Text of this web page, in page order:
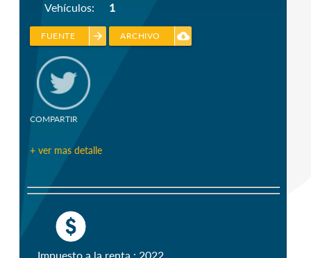
Vehículos:
1
arrow_forward
FUENTE cloud_download
ARCHIVO
COMPARTIR
+ ver mas detalle
Impuesto a la renta : 2022